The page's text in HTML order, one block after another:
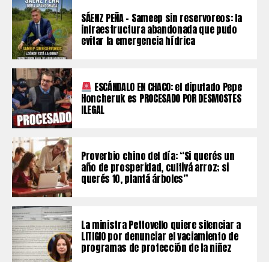
SÁENZ PEÑA – Sameep sin reservoreos: la
infraestructura abandonada que pudo
evitar la emergencia hídrica
ESCÁNDALO EN CHACO: el diputado Pepe
Honcheruk es PROCESADO POR DESMOSTES
ILEGAL
Proverbio chino del día: “Si querés un
año de prosperidad, cultivá arroz; si
querés 10, plantá árboles”
La ministra Pettovello quiere silenciar a
LITIGIO por denunciar el vaciamiento de
programas de protección de la niñez